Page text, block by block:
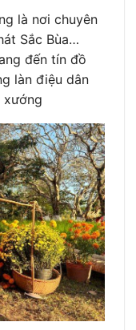
là nơi chuyên
Sắc Bùa…
đến tín đồ
làn điệu dân
xướng